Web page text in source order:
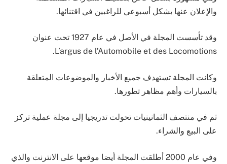
والإعلان عنها بشكل أسبوعي للراغبين في اقتنائها.
وقد تأسست المجلة في الأصل في عام 1927 تحت عنوان
L’argus de l’Automobile et des Locomotions.
وكانت المجلة تستهدف جميع الأخبار والموضوعات المتعلقة
بالسيارات وأهم مظاهر تطورها.
ثم في منتصف الثمانينيات تحولت تدريجيا إلى مجلة عملية تركز
على البيع والشراء.
وفي عام 2000 أطلقت المجلة أيضا موقعها على الانترنت والذي